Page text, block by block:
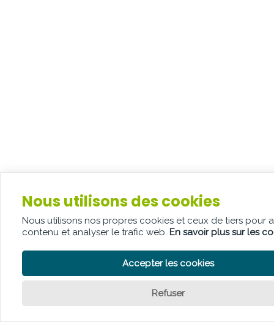
Nous utilisons des cookies
Nous utilisons nos propres cookies et ceux de tiers pour
contenu et analyser le trafic web. En savoir plus sur les
Accepter les cookies
Refuser